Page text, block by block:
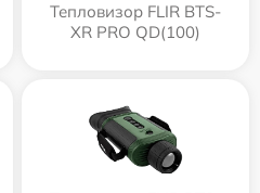
Тепловизор FLIR BTS-
XR PRO QD(100)